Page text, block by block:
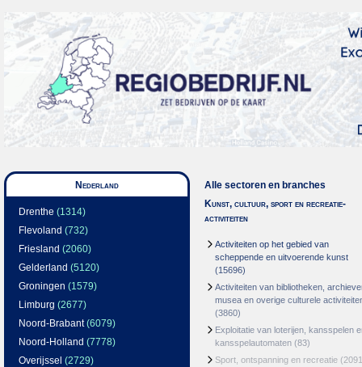
Nederland
Drenthe (1314)
Flevoland (732)
Friesland (2060)
Gelderland (5120)
Groningen (1579)
Limburg (2677)
Noord-Brabant(6079)
Noord-Holland (7778)
Overijssel (2729)
Alle sectoren en branches
Kunst, cultuur, sport en recreatie-
activiteiten
Activiteiten op het gebied van
scheppende en uitvoerende kunst
(15696)
Activiteiten van bibliotheken,
musea en overige culturele
(3860)
Exploitatie van loterijen, kansspelen
kansspelautomaten (83)
Sport, ontspanning en recreatie